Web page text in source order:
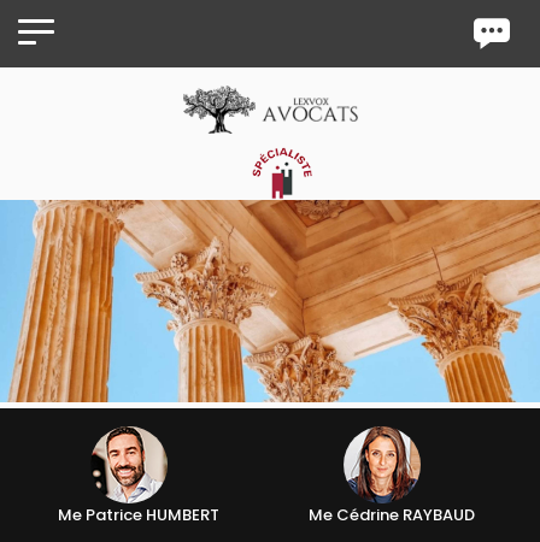
Me Patrice HUMBERT Me Cédrine RAYBAUD